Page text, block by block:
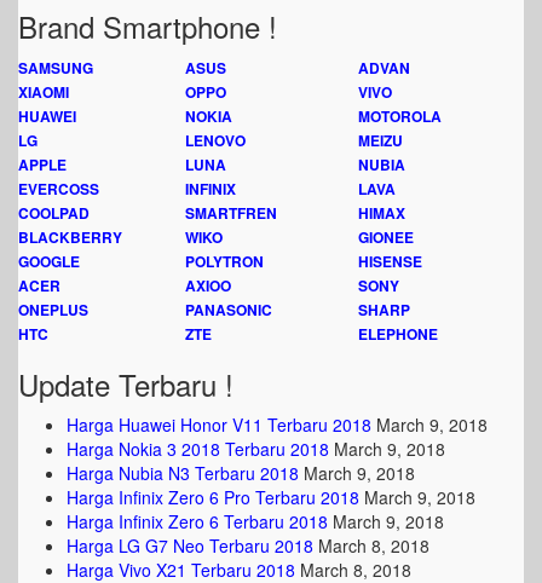
Brand Smartphone !
SAMSUNG ASUS
ADVAN
XIAOMI
OPPO
VIVO
HUAWEI
NOKIA
MOTOROLA
LG
LENOVO
MEIZU
APPLE
LUNA
NUBIA
EVERCOSS
INFINIX
LAVA
COOLPAD
SMARTFREN
HIMAX
BLACKBERRY
WIKO
GIONEE
GOOGLE
POLYTRON
HISENSE
ACER
AXIOO
SONY
ONEPLUS
PANASONIC
SHARP
HTC
ZTE ELEPHONE
Update Terbaru !
Harga Huawei Honor V11 Terbaru 2018 March 9, 2018
Harga Nokia 3 2018 Terbaru 2018 March 9, 2018
Harga Nubia N3 Terbaru 2018 March 9, 2018
Harga Infinix Zero 6 Pro Terbaru 2018 March 9, 2018
Harga Infinix Zero 6 Terbaru 2018 March 9, 2018
Harga LG G7 Neo Terbaru 2018 March 8, 2018
Harga Vivo X21 Terbaru 2018 March 8, 2018